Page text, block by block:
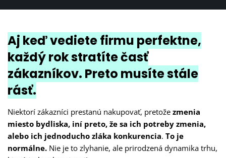
Aj keď vediete firmu perfektne,
každý rok stratíte časť
zákazníkov. Preto musíte stále
rásť.
Niektorí zákazníci prestanú nakupovať, pretože zmenia
miesto bydliska, iní preto, že sa ich potreby zmenia,
alebo ich jednoducho zláka konkurencia. To je
normálne. Nie je to zlyhanie, ale prirodzená dynamika trhu,